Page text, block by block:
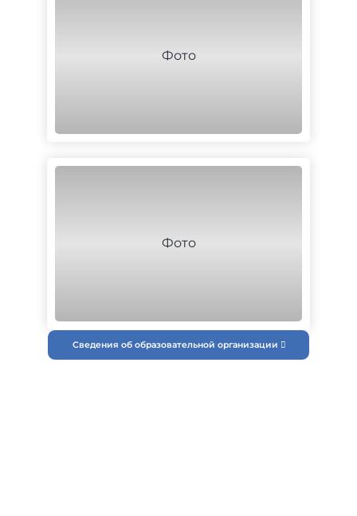
Сведения об образовательной организации